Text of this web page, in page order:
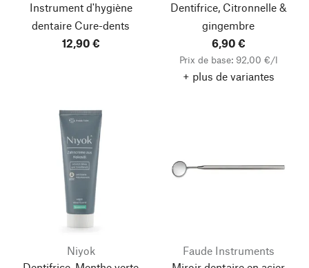
Instrument d'hygiène
dentaire Cure-dents
12,90 €
Dentifrice, Citronnelle &
gingembre
6,90 €
Prix de base: 92,00 €/l
+ plus de variantes
Niyok
Faude Instruments